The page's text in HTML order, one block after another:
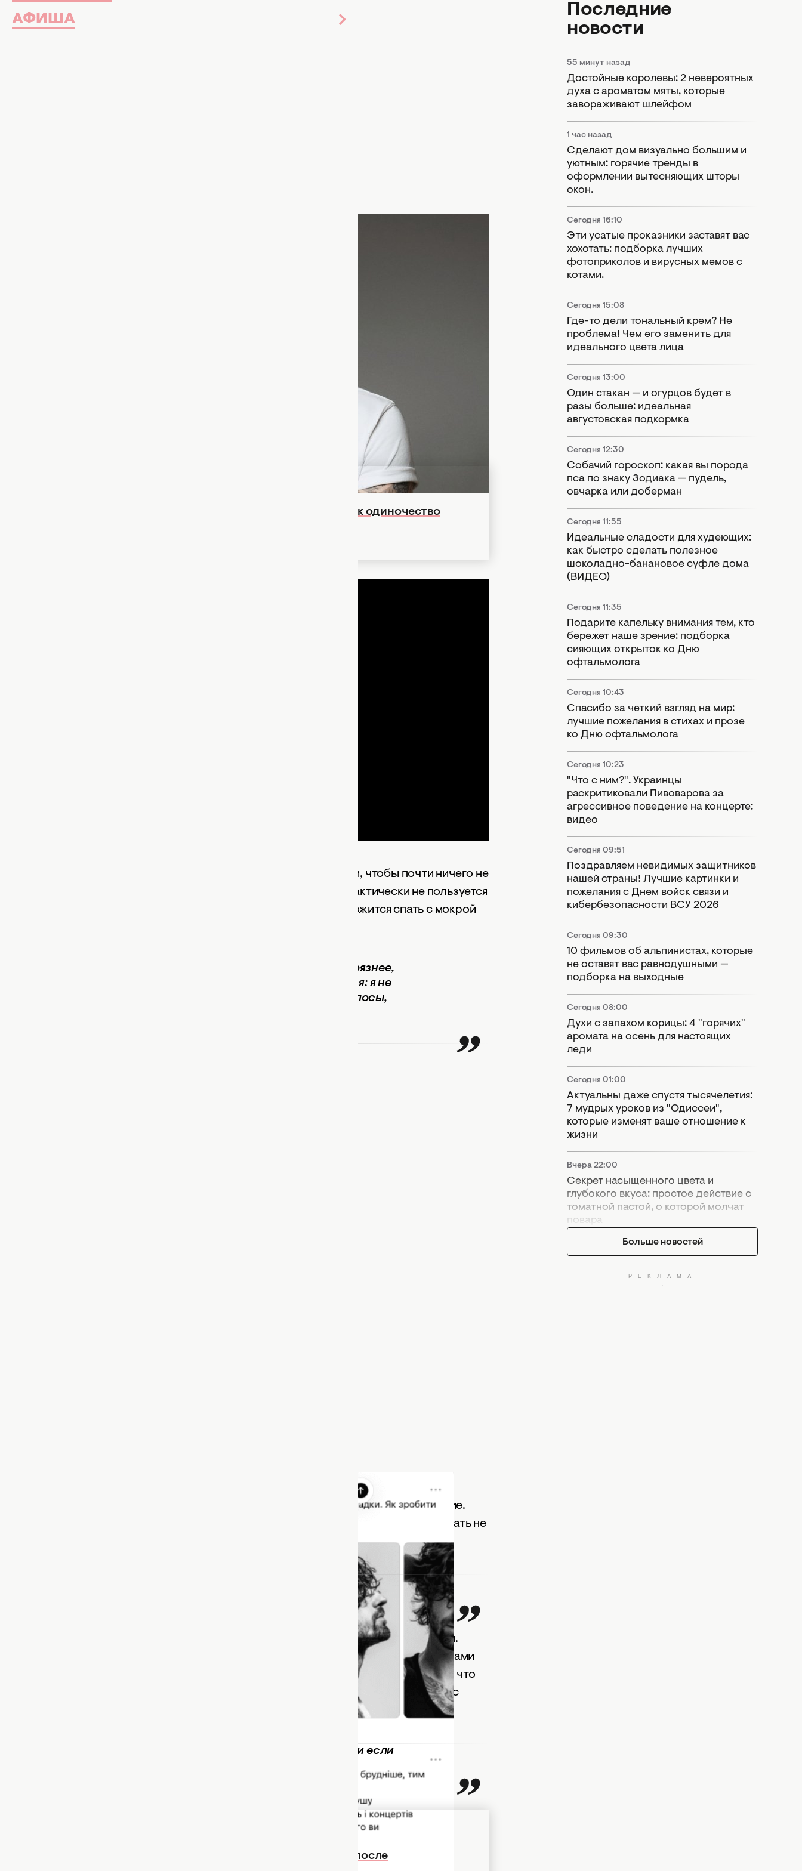
АФИША
В соцсети Threads одна из фанаток поинтересовалась, как ей сделать такую
же прическу, как у Дантеса. Артист не оставил вопроса без ответа и честно
"Никто никому не нужен": Дантес рассказал, как одиночество
По словам Владимира, главный секрет состоит в том, чтобы почти ничего не
делать с волосами. Также Дантес рассказал, что практически не пользуется
расческой, редко сушит волосы феном и нередко ложится спать с мокрой
Мне помогает генетика, у меня не жирнеют волосы, чем грязнее,
тем лучше смотрится. И дальше то, что вам не понравится: я не
пользуюсь щеткой для волос, почти никогда не сушу волосы,
Впрочем, больше всего обсуждений вызвало его следующее заявление.
Певец пошутил, что после концертов или тренировок пот может работать не
После такого признания в комментариях сразу разгорелась дискуссия.
Часть пользователей заявила, что подобный подход по уходу за волосами
выглядит не слишком гигиеническим. Некоторые даже предположили, что
это может вызвать неприятный запах или кожный зуд. Впрочем, Дантес
Девушки, ну какой запах, зуд, ну тоже не перегибайте. Да и если
Бритни Спирс не узнать: как выглядит певица после
Последние
новости
55 минут назад
Достойные королевы: 2 невероятных
духа с ароматом мяты, которые
завораживают шлейфом
1 час назад
Сделают дом визуально большим и
уютным: горячие тренды в
оформлении вытесняющих шторы
окон.
Сегодня 16:10
Эти усатые проказники заставят вас
хохотать: подборка лучших
фотоприколов и вирусных мемов с
котами.
Сегодня 15:08
Где-то дели тональный крем? Не
проблема! Чем его заменить для
идеального цвета лица
Сегодня 13:00
Один стакан — и огурцов будет в
разы больше: идеальная
августовская подкормка
Сегодня 12:30
Собачий гороскоп: какая вы порода
пса по знаку Зодиака — пудель,
овчарка или доберман
Сегодня 11:55
Идеальные сладости для худеющих:
как быстро сделать полезное
шоколадно-банановое суфле дома
(ВИДЕО)
Сегодня 11:35
Подарите капельку внимания тем, кто
бережет наше зрение: подборка
сияющих открыток ко Дню
офтальмолога
Сегодня 10:43
Спасибо за четкий взгляд на мир:
лучшие пожелания в стихах и прозе
ко Дню офтальмолога
Сегодня 10:23
"Что с ним?". Украинцы
раскритиковали Пивоварова за
агрессивное поведение на концерте:
видео
Сегодня 09:51
Поздравляем невидимых защитников
нашей страны! Лучшие картинки и
пожелания с Днем войск связи и
кибербезопасности ВСУ 2026
Сегодня 09:30
10 фильмов об альпинистах, которые
не оставят вас равнодушными —
подборка на выходные
Сегодня 08:00
Духи с запахом корицы: 4 "горячих"
аромата на осень для настоящих
леди
Сегодня 01:00
Актуальны даже спустя тысячелетия:
7 мудрых уроков из "Одиссеи",
которые изменят ваше отношение к
жизни
Вчера 22:00
Секрет насыщенного цвета и
глубокого вкуса: простое действие с
томатной пастой, о которой молчат
повара
Больше новостей